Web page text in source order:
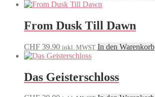
From Dusk Till Dawn
CHF 39.90 inkl. MWST In den Warenkorb
Das Geisterschloss